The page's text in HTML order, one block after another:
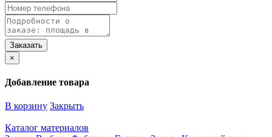
×
Добавление товара
В корзину Закрыть
Каталог материалов